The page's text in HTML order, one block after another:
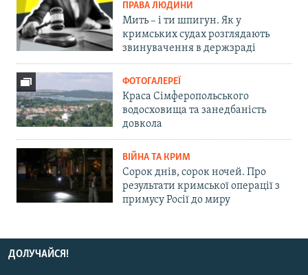
ПРАВА ЛЮДИНИ
Мить – і ти шпигун. Як у
кримських судах розглядають
звинувачення в держзраді
ФОТОГАЛЕРЕЇ
Краса Сімферопольського
водосховища та занедбаність
довкола
ВІЙНА ТА КРИМ
Сорок днів, сорок ночей. Про
результати кримської операції з
примусу Росії до миру
ДОЛУЧАЙСЯ!